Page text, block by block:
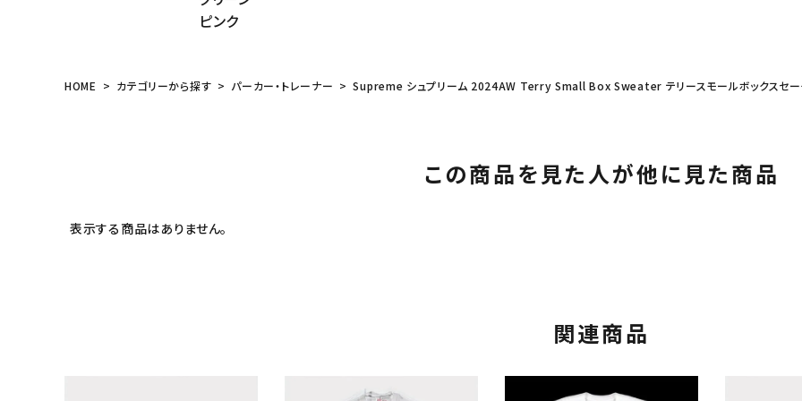
ピンク
HOME カテゴリーから探す パーカー・トレーナー Supreme シュプリーム 2024AW Terry Small Box Sweater テリースモールボックスセ
この商品を見た人が他に見た商品
表示する商品はありません。
関連商品